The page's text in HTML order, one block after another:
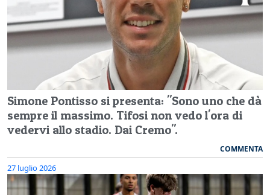
Simone Pontisso si presenta: "Sono uno che dà
sempre il massimo. Tifosi non vedo l'ora di
vedervi allo stadio. Dai Cremo".
COMMENTA
27 luglio 2026